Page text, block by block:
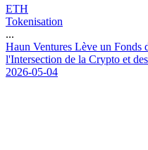
ETH
Tokenisation
...
Haun Ventures Lève un Fonds
l'Intersection de la Crypto et des
2026-05-04